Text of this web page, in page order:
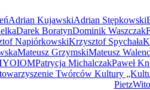
Adrian KujawskiAdrian Stępkowski
Darek BoratynDominik Waszczak
NapiórkowskiKrzysztof Spychała
Mateusz GrzymskiMateusz
OIOMPatrycja MichalczakPaweł
Twórców Kultury
Pietz